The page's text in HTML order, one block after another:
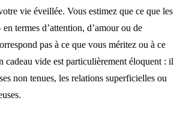
vie éveillée. Vous estimez que ce que les
termes d’attention, d’amour ou de
pas à ce que vous méritez ou à ce
cadeau vide est particulièrement éloquent : il
non tenues, les relations superficielles ou